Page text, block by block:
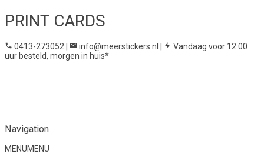
PRINT CARDS
0413-273052 | info@meerstickers.nl |
Vandaag voor 12.00
uur besteld, morgen in huis*
Navigation
MENUMENU